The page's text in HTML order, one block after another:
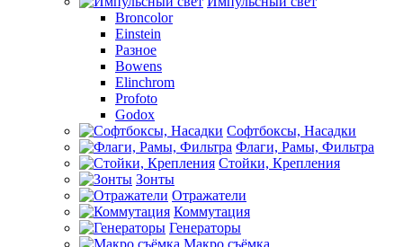
Broncolor
Einstein
Разное
Bowens
Elinchrom
Profoto
Godox
Софтбоксы, Насадки
Флаги, Рамы, Фильтра
Стойки, Крепления
Зонты
Отражатели
Коммутация
Генераторы
Макро съёмка